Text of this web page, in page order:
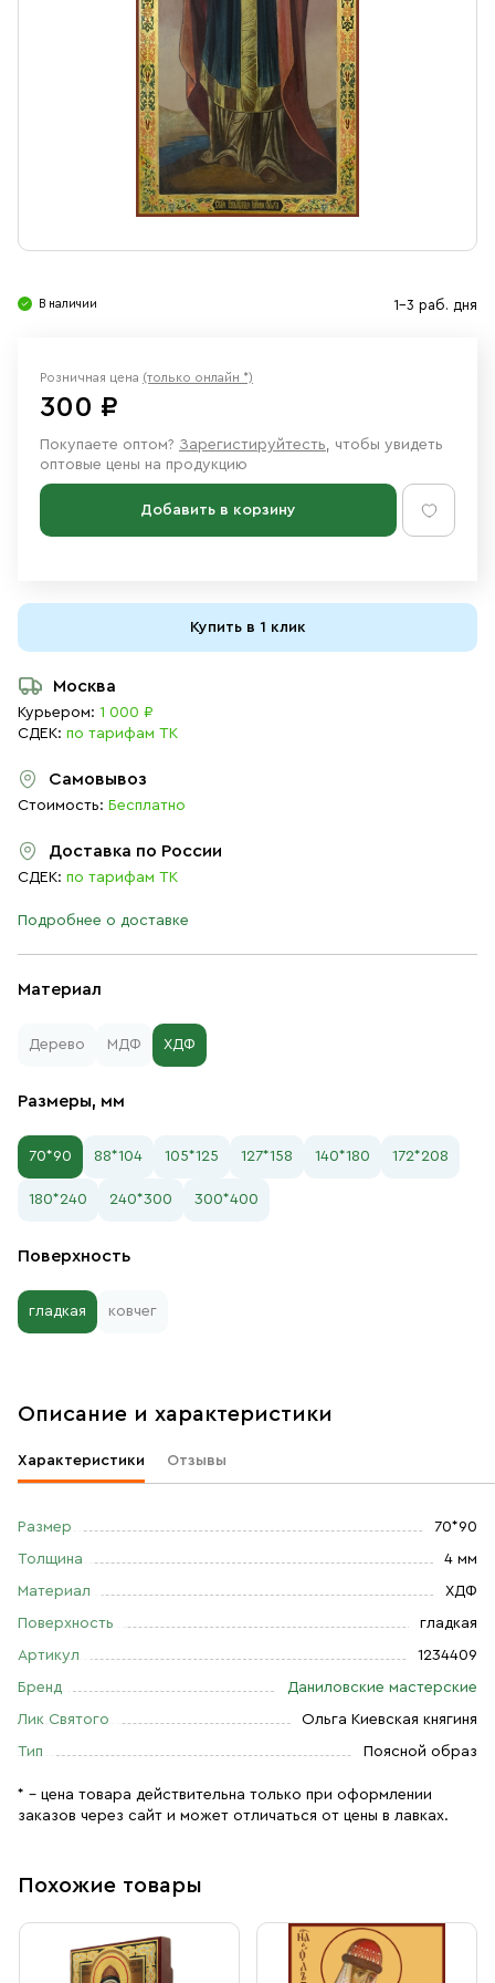
Ювелирные изделия
В наличии 1-3 раб. дня
Материал
Дерево МДФ ХДФ
Размеры, мм
70*90 88*104 105*125 127*158 140*180 172*208
180*240 240*300 300*400
Поверхность
гладкая ковчег
Розничная цена (только онлайн *)
300 ₽
Покупаете оптом? Зарегистируйтесть, чтобы увидеть
оптовые цены на продукцию
Добавить в корзину
Купить в 1 клик
Москва
Курьером: 1 000 ₽
СДЕК: по тарифам ТК
Самовывоз
Стоимость: Бесплатно
Доставка по России
СДЕК: по тарифам ТК
Подробнее о доставке
Описание и характеристики
Характеристики Отзывы
Размер 70*90
Толщина 4 мм
Материал ХДФ
Поверхность гладкая
Артикул 1234409
Бренд Даниловские мастерские
Лик Святого Ольга Киевская княгиня
Тип Поясной образ
* – цена товара действительна только при оформлении
заказов через сайт и может отличаться от цены в лавках.
Похожие товары